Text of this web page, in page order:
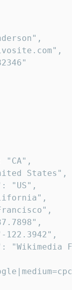
"CA",
States",
"US",
122.3942",
"Wikimedia